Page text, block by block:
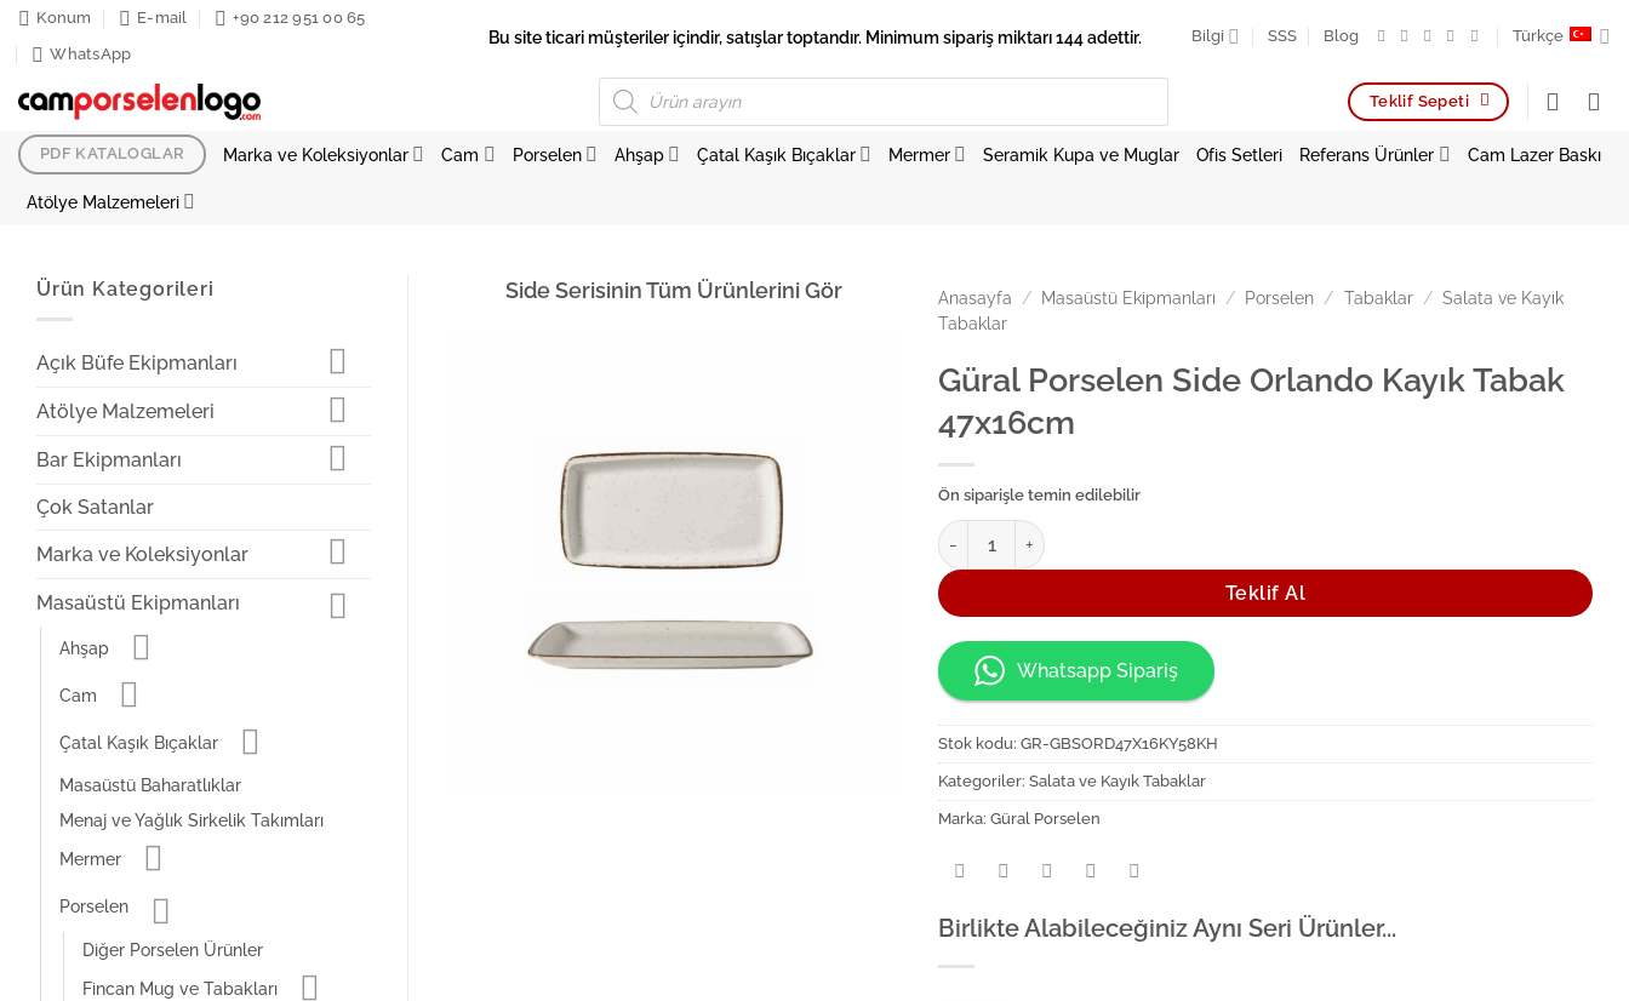
İçeriğe
atla
Konum E-mail
+90 212 951 00 65
WhatsApp
Bu site ticari müşteriler içindir, satışlar toptandır. Minimum sipariş miktarı 144 adettir. Bilgi SSS Blog Türkçe
Products
search
Teklif Sepeti
PDF KATALOGLAR Marka ve Koleksiyonlar Cam Porselen Ahşap Çatal Kaşık Bıçaklar Mermer Seramik Kupa ve Muglar Ofis Setleri Referans Ürünler Cam Lazer Baskı
Atölye Malzemeleri
Ürün Kategorileri
Açık Büfe Ekipmanları
Atölye Malzemeleri
Bar Ekipmanları
Çok Satanlar
Marka ve Koleksiyonlar
Masaüstü Ekipmanları
Ahşap
Cam
Çatal Kaşık Bıçaklar
Masaüstü Baharatlıklar
Menaj ve Yağlık Sirkelik Takımları
Mermer
Porselen
Diğer Porselen Ürünler
Fincan Mug ve Tabakları
Side Serisinin Tüm Ürünlerini Gör Anasayfa / Masaüstü Ekipmanları / Porselen / Tabaklar / Salata ve Kayık
Tabaklar
Güral Porselen Side Orlando Kayık Tabak
47x16cm
Ön siparişle temin edilebilir
Güral Porselen Side Orlando Kayık Tabak 47x16cm adet
Teklif Al
Whatsapp Sipariş
Stok kodu:GR-GBSORD47X16KY58KH
Kategoriler:Salata ve Kayık Tabaklar
Marka:Güral Porselen
Birlikte Alabileceğiniz Aynı Seri Ürünler...